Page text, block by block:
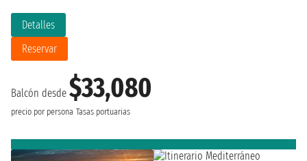
Balcón desde $33,080
precio por persona Tasas portuarias
Detalles
Reservar